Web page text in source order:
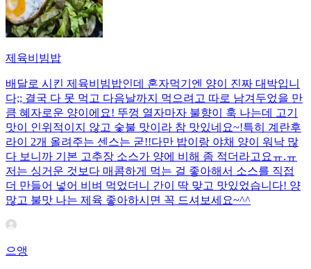
제육비빔밥
배달로 시킨 제육비빔밥인데 혼자먹기엔 양이 진짜 대박입니
다;; 결국 다 못 먹고 다음날까지 먹으려고 따로 남겨두었을 만
큼 혜자로운 양이에요! 뚜껑 열자마자 불향이 훅 나는데 고기
맛이 인위적이지 않고 숯불 맛이라 참 맛있네요~!특히 계란후
라이 2개 올려주는 센스는 굳!! ​다만 밥이랑 야채 양이 워낙 많
다 보니까 기본 고추장 소스가 양에 비해 좀 적더라고요ㅠ.ㅠ
저는 싱거운 것보다 매콤하게 먹는 걸 좋아해서 소스를 직접
더 만들어 넣어 비벼 먹었더니 간이 딱 맞고 맛있었습니다! 양
많고 불맛 나는 제육 좋아하시면 꼭 드셔보세요~^^
으앵